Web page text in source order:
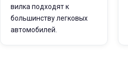
вилка подходят к
большинству легковых
автомобилей.